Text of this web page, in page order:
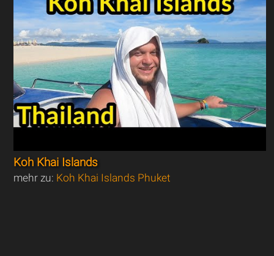
Koh Khai Islands
mehr zu: Koh Khai Islands Phuket